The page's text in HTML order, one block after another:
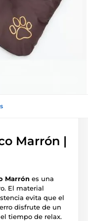
Marrón |
Marrón es una
El material
evita que el
disfrute de un
tiempo de relax.